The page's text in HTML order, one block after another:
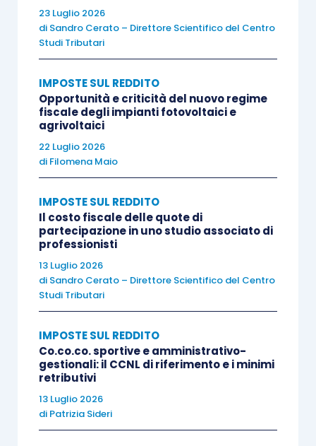
rimborso concorra alla
reddito di lavoro dipendente.
giorno d’oggi un particolare interesse in
considerazione del fatto che, in seguito alla
diffusione della pandemia da
fatto ampio ricorso al
Come sopra visto, l’irrilevanza fiscale di tali
somme è subordinata alsoddisfacimento di una
duplice condizione:
il rimborso spese deve essere erogato a
fronte di un costo sostenuto dal
datore di lavoro;
ilquantumdel rimborso spese deve
essere oggettivamente determinabile
23 Luglio 2026
di Sandro Cerato – Direttore Scientifico del Centro
Studi Tributari
IMPOSTE SUL REDDITO
Opportunità e criticità del nuovo regime
fiscale degli impianti fotovoltaici e
agrivoltaici
22 Luglio 2026
di Filomena Maio
IMPOSTE SUL REDDITO
Il costo fiscale delle quote di
partecipazione in uno studio associato di
professionisti
13 Luglio 2026
di Sandro Cerato – Direttore Scientifico del Centro
Studi Tributari
IMPOSTE SUL REDDITO
Co.co.co. sportive e amministrativo-
gestionali: il CCNL di riferimento e i minimi
retributivi
13 Luglio 2026
di Patrizia Sideri